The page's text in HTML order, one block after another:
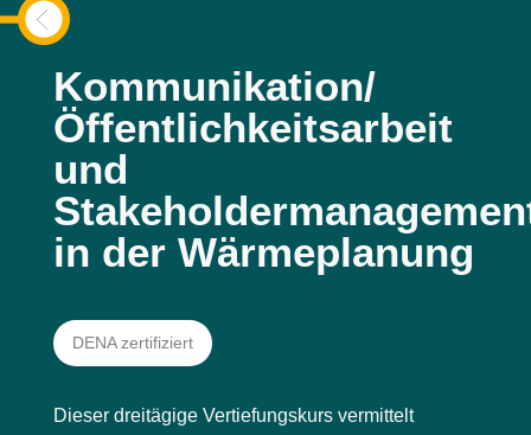
Kommunikation/
Öffentlichkeitsarbeit
und
in der Wärmeplanung
DENA zertifiziert
Dieser dreitägige Vertiefungskurs vermittelt